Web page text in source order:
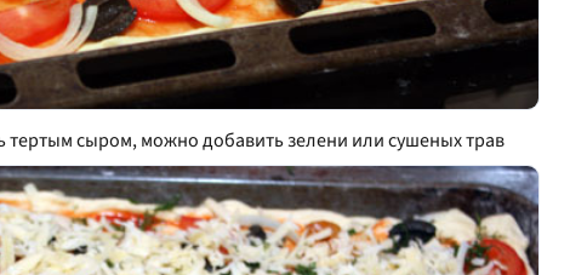
сыром, можно добавить зелени или сушеных трав